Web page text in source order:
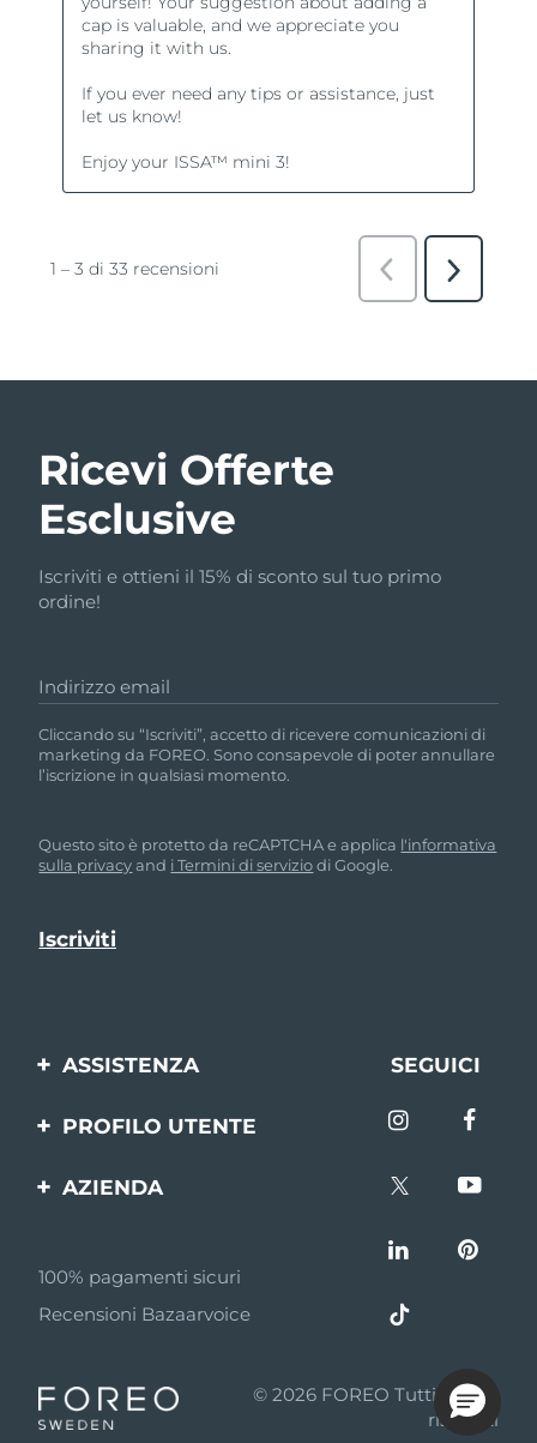
Ricevi Offerte
Esclusive
Iscriviti e ottieni il 15% di sconto sul tuo primo
ordine!
Indirizzo email
Cliccando su “Iscriviti”, accetto di ricevere comunicazioni di
marketing da FOREO. Sono consapevole di poter annullare
l’iscrizione in qualsiasi momento.
Questo sito è protetto da reCAPTCHA e applica l'informativa
sulla privacyand i Termini di serviziodi Google.
ASSISTENZA
Contattaci
batteria
SEGUICI
PROFILO UTENTE
prodotto
AZIENDA
Affiliazione
Notizie di affiliazione
Rivenditori
100% pagamenti sicuri
Recensioni Bazaarvoice
© 2026 FOREO Tutti i diritti
riservati